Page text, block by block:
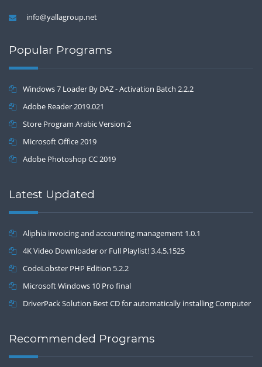
info@yallagroup.net
Popular Programs
Windows 7 Loader By DAZ - Activation Batch 2.2.2
Adobe Reader 2019.021
Store Program Arabic Version 2
Microsoft Office 2019
Adobe Photoshop CC 2019
Latest Updated
Aliphia invoicing and accounting management 1.0.1
4K Video Downloader or Full Playlist! 3.4.5.1525
CodeLobster PHP Edition 5.2.2
Microsoft Windows 10 Pro final
DriverPack Solution Best CD for automatically installing Computer
Recommended Programs